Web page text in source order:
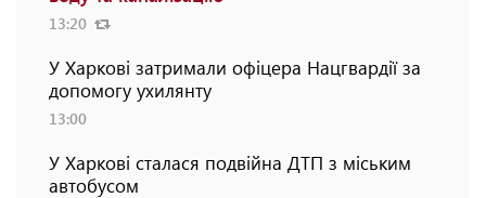
13:20
У Харкові затримали офіцера Нацгвардії за
допомогу ухилянту
13:00
У Харкові сталася подвійна ДТП з міським
автобусом